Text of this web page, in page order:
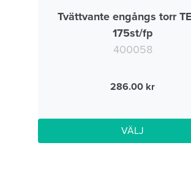
Tvättvante engångs torr
175st/fp
400058
286.00
VÄLJ